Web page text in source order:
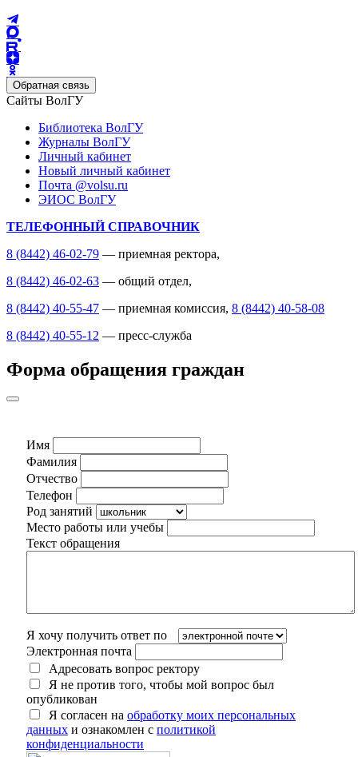
Обратная связь
Сайты ВолГУ
Библиотека ВолГУ
Журналы ВолГУ
Личный кабинет
Новый личный кабинет
Почта @volsu.ru
ЭИОС ВолГУ
ТЕЛЕФОННЫЙ СПРАВОЧНИК
8 (8442) 46-02-79 — приемная ректора,
8 (8442) 46-02-63 — общий отдел,
8 (8442) 40-55-47 — приемная комиссия, 8 (8442) 40-58-08
8 (8442) 40-55-12 — пресс-служба
Форма обращения граждан
Имя
Фамилия
Отчество
Телефон
Род занятий
Место работы или учебы
Текст обращения
Я хочу получить ответ по
Электронная почта
Адресовать вопрос ректору
Я не против того, чтобы мой вопрос был
опубликован
Я согласен на обработку моих персональных
данных и ознакомлен с политикой
конфиденциальности